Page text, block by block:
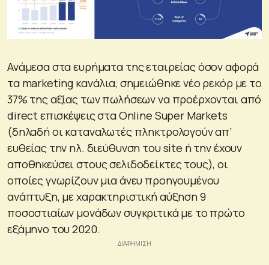
Ανάμεσα στα ευρήματα της εταιρείας όσον αφορά
τα marketing κανάλια, σημειώθηκε νέο ρεκόρ με το
37% της αξίας των πωλήσεων να προέρχονται από
direct επισκέψεις στα Online Super Markets
(δηλαδή οι καταναλωτές πληκτρολογούν απ’
ευθείας την ηλ. διεύθυνση του site ή την έχουν
αποθηκεύσει στους σελιδοδείκτες τους), οι
οποίες γνωρίζουν μια άνευ προηγουμένου
ανάπτυξη, με χαρακτηριστική αύξηση 9
ποσοστιαίων μονάδων συγκριτικά με το πρώτο
εξάμηνο του 2020.